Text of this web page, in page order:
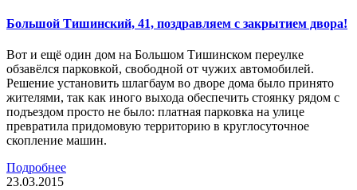
Большой Тишинский, 41, поздравляем с закрытием двора!
Вот и ещё один дом на Большом Тишинском переулке
обзавёлся парковкой, свободной от чужих автомобилей.
Решение установить шлагбаум во дворе дома было принято
жителями, так как иного выхода обеспечить стоянку рядом с
подъездом просто не было: платная парковка на улице
превратила придомовую территорию в круглосуточное
скопление машин.
Подробнее
23.03.2015